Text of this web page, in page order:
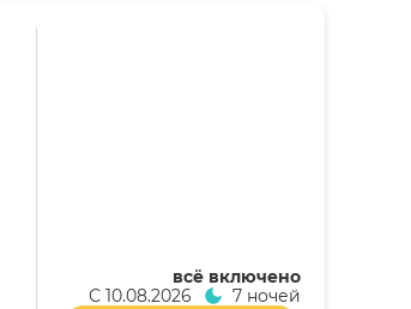
всё включено
С 10.08.2026 7 ночей